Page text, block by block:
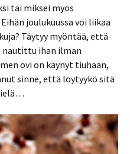
tai miksei myös
joulukuussa voi liikaa
Täytyy myöntää, että
nautittu ihan ilman
ovi on käynyt tiuhaan,
sinne, että löytyykö sitä